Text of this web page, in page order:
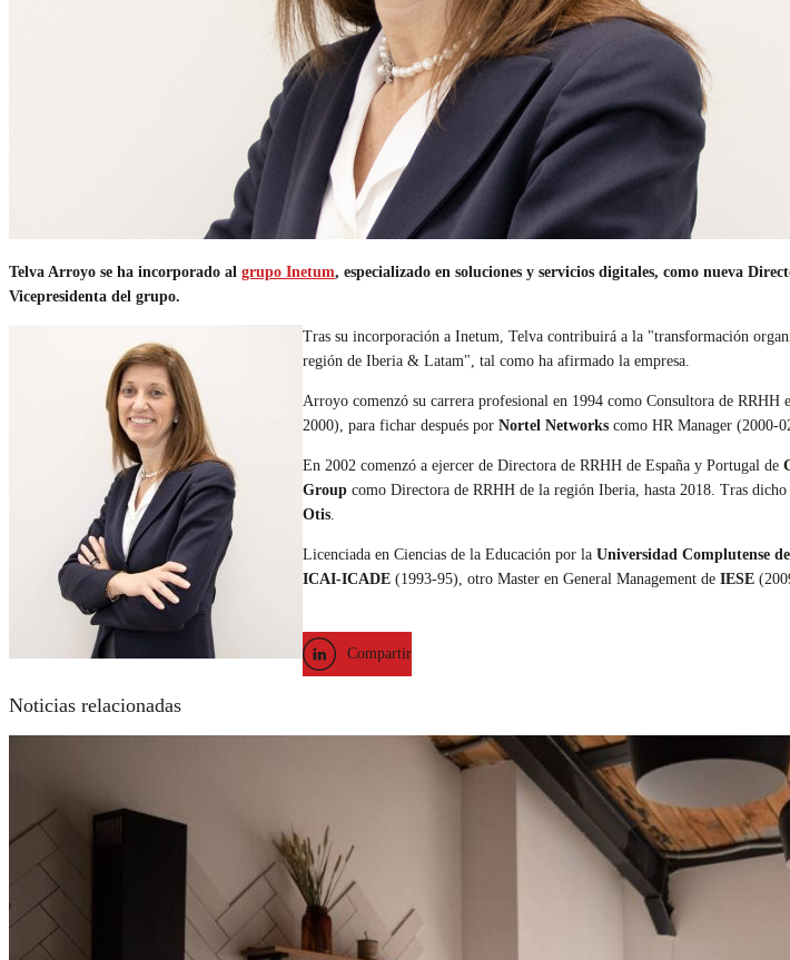
Telva Arroyo se ha incorporado al grupo Inetum, especializado en soluciones y servicios digitales, como nueva
Vicepresidenta del grupo.
Tras su incorporación a Inetum, Telva contribuirá a la "transformación
región de Iberia & Latam", tal como ha afirmado la empresa.
Arroyo comenzó su carrera profesional en 1994 como Consultora de RRHH
2000), para fichar después por Nortel Networks como HR Manager (2000-
En 2002 comenzó a ejercer de Directora de RRHH de España y Portugal de
Group como Directora de RRHH de la región Iberia , hasta 2018. Tras dicho
Otis
Licenciada en Ciencias de la Educación por la Universidad Complutense
ICAI-ICADE (1993-95), otro Master en General Management de IESE
Compartir
Noticias relacionadas